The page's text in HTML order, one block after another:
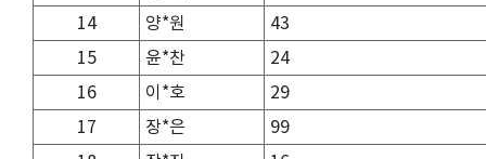
14
양*원
43
15
윤*찬
24
16
이*호
29
17
장*은
99